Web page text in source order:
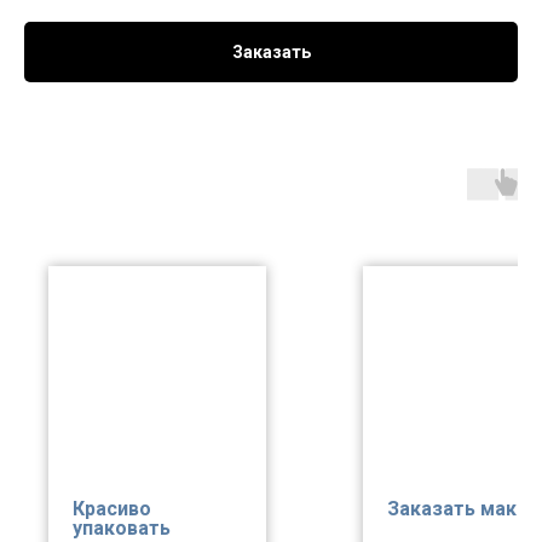
Заказать
Красиво
упаковать
Заказать макет